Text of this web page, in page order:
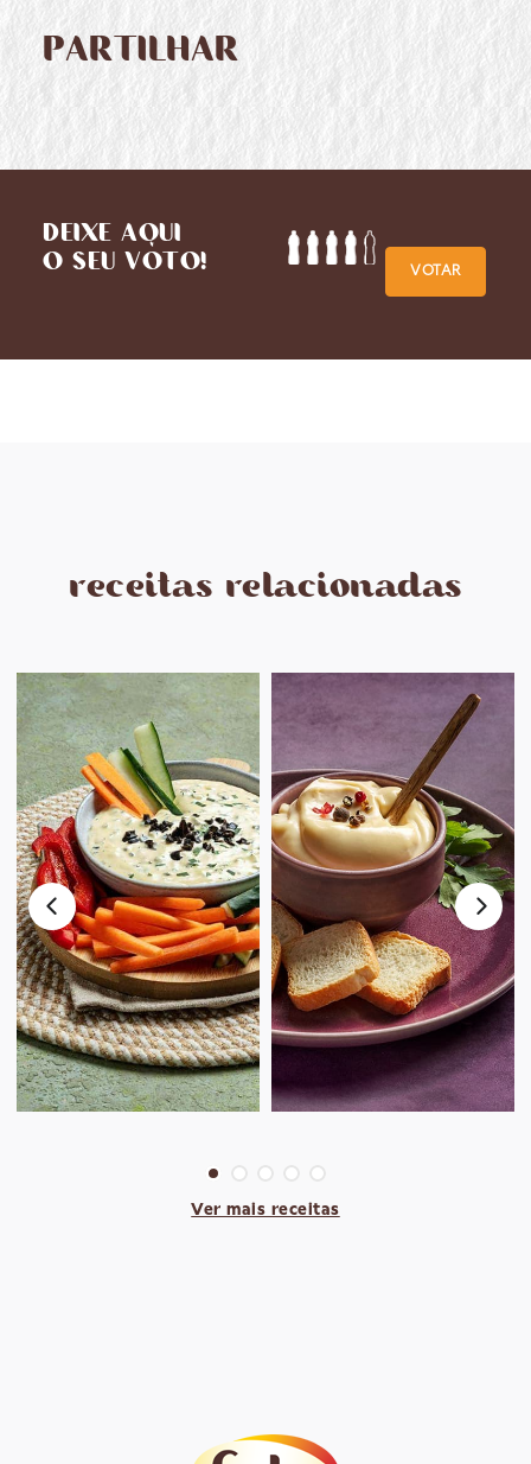
PARTILHAR
DEIXE AQUI
O SEU VOTO!
VOTAR
receitas relacionadas
Ver mais receitas